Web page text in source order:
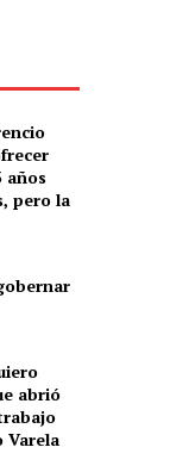
años
pero la
abrió
Varela